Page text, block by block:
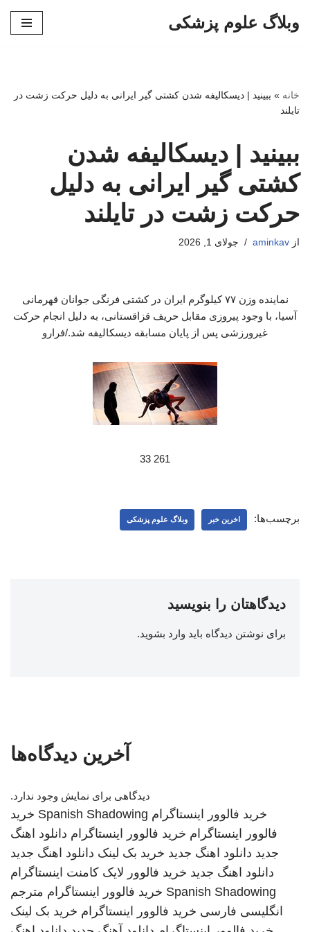
وبلاگ علوم پزشکی
خانه » ببینید | دیسکالیفه شدن کشتی گیر ایرانی به دلیل حرکت زشت در
تایلند
ببینید | دیسکالیفه شدن
کشتی گیر ایرانی به دلیل
حرکت زشت در تایلند
از aminkav جولای 1, 2026
نماینده وزن ۷۷ کیلوگرم ایران در کشتی فرنگی جوانان قهرمانی
آسیا، با وجود پیروزی مقابل حریف قزاقستانی، به دلیل انجام حرکت
غیرورزشی پس از پایان مسابقه دیسکالیفه شد./فرارو
261 33
برچسب‌ها: اخرین خبر وبلاگ علوم پزشکی
دیدگاهتان را بنویسید
برای نوشتن دیدگاه باید وارد بشوید.
آخرین دیدگاه‌ها
دیدگاهی برای نمایش وجود ندارد.
خرید فالوور اینستاگرام Spanish Shadowing خرید
فالوور اینستاگرام خرید فالوور اینستاگرام دانلود اهنگ
جدید دانلود اهنگ جدید خرید بک لینک دانلود اهنگ جدید
دانلود اهنگ جدید خرید فالوور لایک کامنت اینستاگرام
Spanish Shadowing خرید فالوور اینستاگرام مترجم
انگلیسی فارسی خرید فالوور اینستاگرام خرید بک لینک